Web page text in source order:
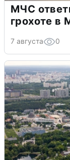
МЧС
грохоте в
7 августа 0